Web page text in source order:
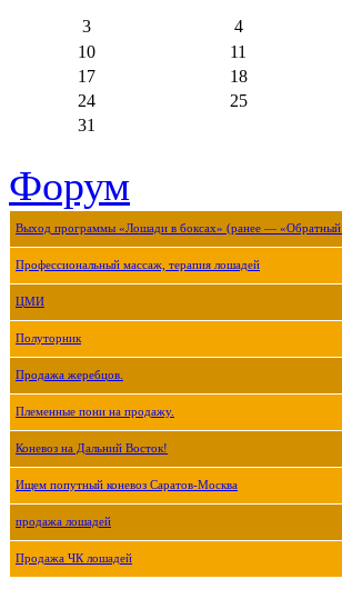
3 4
10
11
17
18
24
25
31
Форум
Выход программы «Лошади в боксах» (ранее — «Обратный
Профессиональный массаж, терапия лошадей
ЦМИ
Полуторник
Продажа жеребцов.
Племенные пони на продажу.
Коневоз на Дальний Восток!
Ищем попутный коневоз Саратов-Москва
продажа лошадей
Продажа ЧК лошадей